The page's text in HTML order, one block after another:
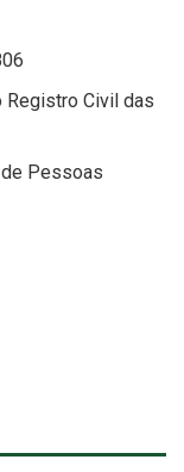
Registro Civil das
Pessoas